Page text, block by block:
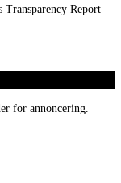
Report
for annoncering.